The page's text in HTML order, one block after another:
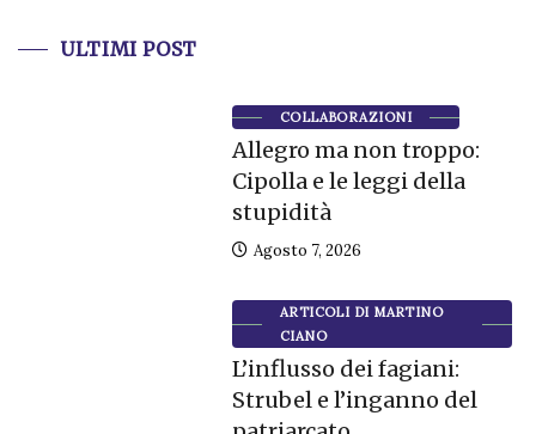
ULTIMI POST
COLLABORAZIONI
Allegro ma non troppo:
Cipolla e le leggi della
stupidità
Agosto 7, 2026
ARTICOLI DI MARTINO
CIANO
L’influsso dei fagiani:
Strubel e l’inganno del